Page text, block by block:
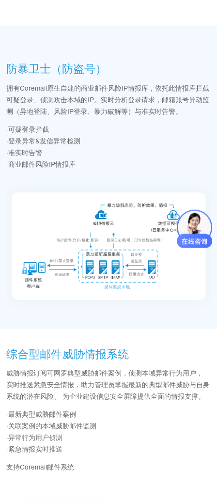
防暴卫士（防盗号）
拥有Coremail原生自建的商业邮件风险IP情报库，依托此情报库拦截
可疑登录、侦测攻击本域的IP。实时分析登录请求，邮箱账号异动监
测（异地登陆、风险IP登录、暴力破解等）与准实时告警。
·可疑登录拦截
·登录异常&发信异常检测
·准实时告警
·商业邮件风险IP情报库
综合型邮件威胁情报系统
威胁情报订阅可网罗典型威胁邮件案例，侦测本域异常行为用户，
实时推送紧急安全情报，助力管理员掌握最新的典型邮件威胁与自身
系统的潜在风险、 为企业建设信息安全屏障提供全面的情报支撑。
·最新典型威胁邮件案例
·关联案例的本域威胁邮件监测
·异常行为用户侦测
·紧急情报实时推送
支持Coremail邮件系统